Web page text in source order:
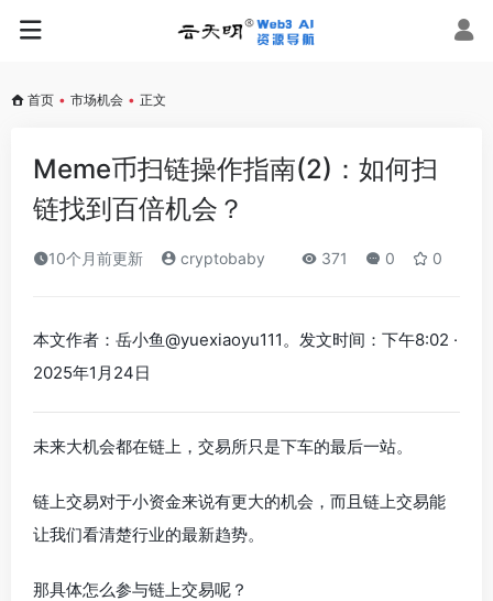
首页 • 市场机会 • 正文
Meme币扫链操作指南(2)：如何扫
链找到百倍机会？
10个月前更新 cryptobaby 371 0 0
本文作者：岳小鱼@yuexiaoyu111。发文时间：下午8:02 ·
2025年1月24日
未来大机会都在链上，交易所只是下车的最后一站。
链上交易对于小资金来说有更大的机会，而且链上交易能
让我们看清楚行业的最新趋势。
那具体怎么参与链上交易呢？